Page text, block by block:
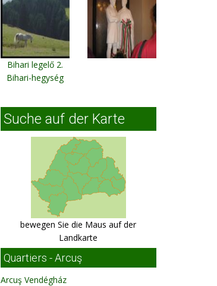
Bihari legelő 2.
Bihari-hegység
Suche auf der Karte
bewegen Sie die Maus auf der
Landkarte
Quartiers - Arcuş
Arcuş Vendégház